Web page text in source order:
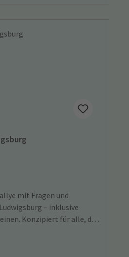
mit Fragen und
– inklusive
Konzipiert für alle, die